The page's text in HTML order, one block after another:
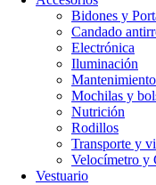
Bidones y
Candado
Electrónica
Iluminación
Mantenimiento
Mochilas y
Nutrición
Rodillos
Transporte y
Velocímetro y
Vestuario